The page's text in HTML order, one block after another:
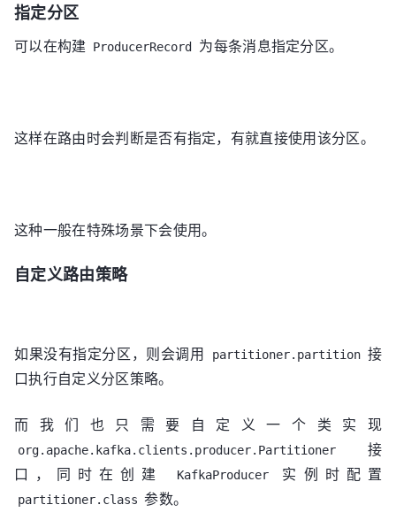
指定分区
可以在构建 ProducerRecord 为每条消息指定分区。
这样在路由时会判断是否有指定，有就直接使用该分区。
这种一般在特殊场景下会使用。
自定义路由策略
如果没有指定分区，则会调用 partitioner.partition 接
口执行自定义分区策略。
而我们也只需要自定义一个类实现
org.apache.kafka.clients.producer.Partitioner
接
口，同时在创建
KafkaProducer 实例时配置
partitioner.class 参数。